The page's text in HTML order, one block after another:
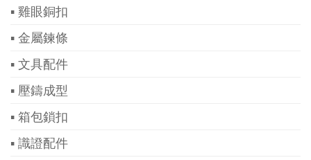
▪ 雞眼銅扣
▪ 金屬鍊條
▪ 文具配件
▪ 壓鑄成型
▪ 箱包鎖扣
▪ 識證配件